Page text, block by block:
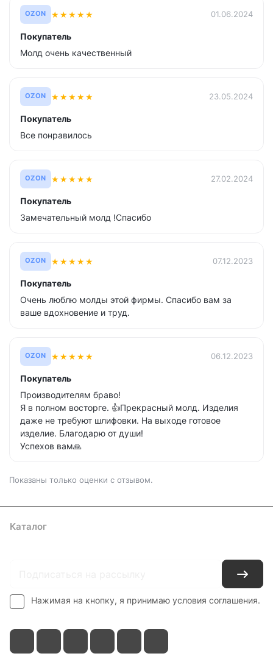
OZON ★★★★★ 01.06.2024
Покупатель
Молд очень качественный
OZON ★★★★★ 23.05.2024
Покупатель
Все понравилось
OZON ★★★★★ 27.02.2024
Покупатель
Замечательный молд !Спасибо
OZON ★★★★★ 07.12.2023
Покупатель
Очень люблю молды этой фирмы. Спасибо вам за
ваше вдохновение и труд.
OZON ★★★★★ 06.12.2023
Покупатель
Производителям браво!
Я в полном восторге. 👍Прекрасный молд. Изделия
даже не требуют шлифовки. На выходе готовое
изделие. Благодарю от души!
Успехов вам🙏
Показаны только оценки с отзывом.
Каталог
Нажимая на кнопку, я принимаю условия соглашения.